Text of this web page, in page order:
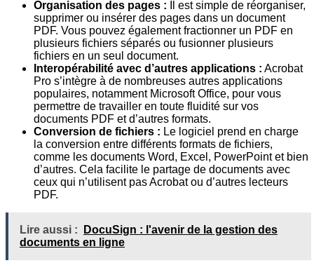
Organisation des pages : Il est simple de réorganiser,
supprimer ou insérer des pages dans un document
PDF. Vous pouvez également fractionner un PDF en
plusieurs fichiers séparés ou fusionner plusieurs
fichiers en un seul document.
Interopérabilité avec d’autres applications : Acrobat
Pro s’intègre à de nombreuses autres applications
populaires, notamment Microsoft Office, pour vous
permettre de travailler en toute fluidité sur vos
documents PDF et d’autres formats.
Conversion de fichiers : Le logiciel prend en charge
la conversion entre différents formats de fichiers,
comme les documents Word, Excel, PowerPoint et bien
d’autres. Cela facilite le partage de documents avec
ceux qui n’utilisent pas Acrobat ou d’autres lecteurs
PDF.
Lire aussi :
DocuSign : l'avenir de la gestion des
documents en ligne